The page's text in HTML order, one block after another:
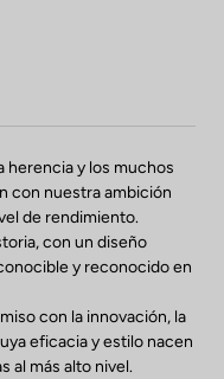
herencia y los muchos
con nuestra ambición
de rendimiento.
con un diseño
y reconocido en
con la innovación, la
eficacia y estilo nacen
al más alto nivel.